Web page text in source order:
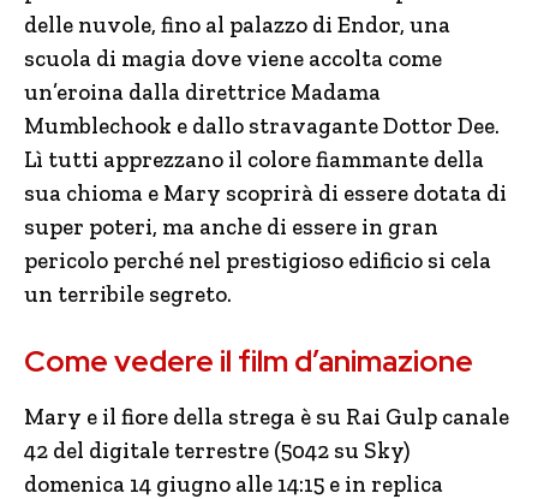
delle nuvole, fino al palazzo di Endor, una
scuola di magia dove viene accolta come
un’eroina dalla direttrice Madama
Mumblechook e dallo stravagante Dottor Dee.
Lì tutti apprezzano il colore fiammante della
sua chioma e Mary scoprirà di essere dotata di
super poteri, ma anche di essere in gran
pericolo perché nel prestigioso edificio si cela
un terribile segreto.
Come vedere il film d’animazione
Mary e il fiore della strega è su Rai Gulp canale
42 del digitale terrestre (5042 su Sky)
domenica 14 giugno alle 14:15 e in replica